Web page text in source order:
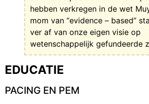
hebben verkregen in de wet
mom van “evidence – based”
ver af van onze eigen visie op
wetenschappelijk gefundeerde
EDUCATIE
PACING EN PEM